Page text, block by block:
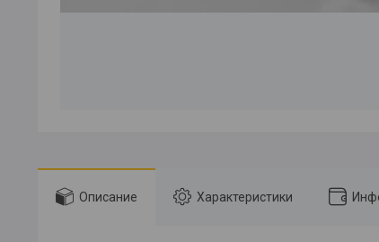
Описание Характеристики